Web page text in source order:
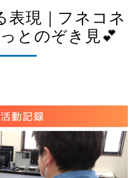
表現｜フネコネ
とのぞき見💕